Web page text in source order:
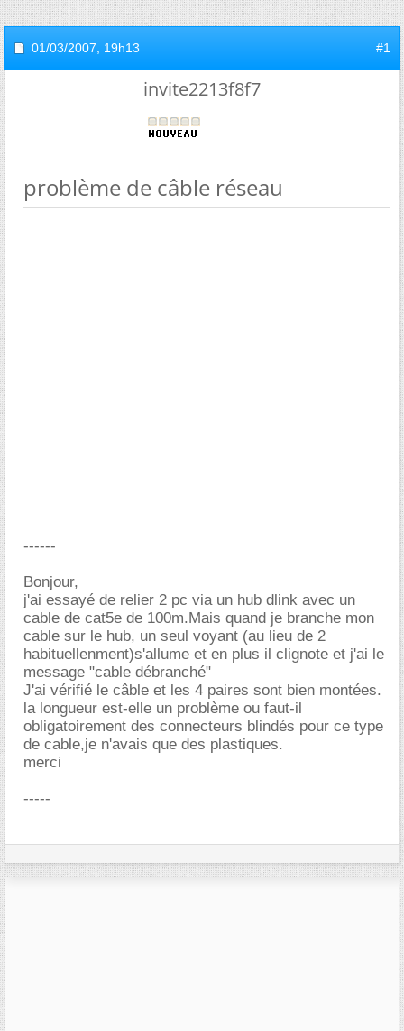
01/03/2007, 19h13 #1
invite2213f8f7
problème de câble réseau
------
Bonjour,
j'ai essayé de relier 2 pc via un hub dlink avec un
cable de cat5e de 100m.Mais quand je branche mon
cable sur le hub, un seul voyant (au lieu de 2
habituellenment)s'allume et en plus il clignote et j'ai le
message "cable débranché"
J'ai vérifié le câble et les 4 paires sont bien montées.
la longueur est-elle un problème ou faut-il
obligatoirement des connecteurs blindés pour ce type
de cable,je n'avais que des plastiques.
merci
-----